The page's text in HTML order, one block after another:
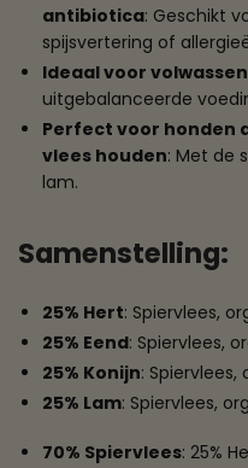
antibiotica: Geschikt
spijsvertering of
Ideaal voor
uitgebalanceerde
Perfect voor honden
vlees houden: Met de
lam.
Samenstelling:
25% Hert: Spiervlees,
25% Eend: Spiervlees,
25% Konijn:
25% Lam: Spiervlees,
70% Spiervlees: 25%